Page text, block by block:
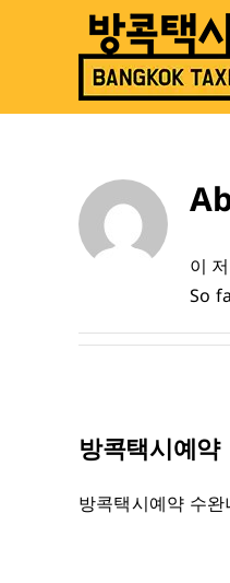
이
So
방콕택시예약
방콕택시예약 수